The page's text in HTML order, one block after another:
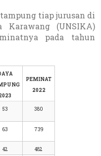
tiap jurusan di
Karawang (UNSIKA)
pada tahun
PEMINAT
2022
53 380
63 739
42 482